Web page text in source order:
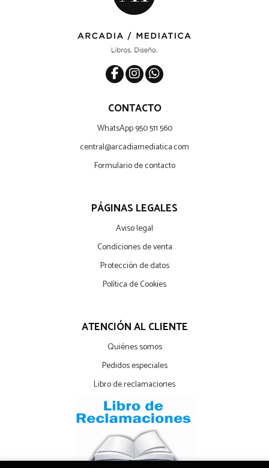
CONTACTO
WhatsApp 950 511 560
central@arcadiamediatica.com
Formulario de contacto
PÁGINAS LEGALES
Aviso legal
Condiciones de venta
Protección de datos
Política de Cookies
ATENCIÓN AL CLIENTE
Quiénes somos
Pedidos especiales
Libro de reclamaciones